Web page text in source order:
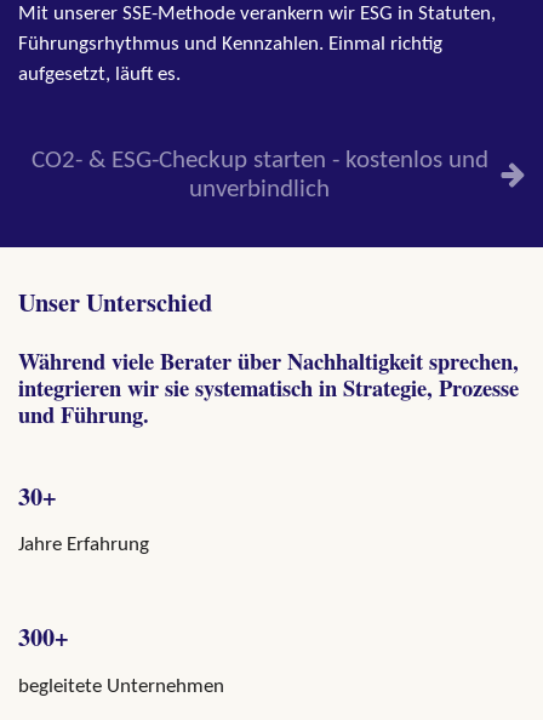
Mit unserer SSE-Methode verankern wir ESG in Statuten,
Führungsrhythmus und Kennzahlen. Einmal richtig
aufgesetzt, läuft es.
CO2- & ESG-Checkup starten - kostenlos und
unverbindlich
Unser Unterschied
Während viele Berater über Nachhaltigkeit sprechen,
integrieren wir sie systematisch in Strategie, Prozesse
und Führung.
30+
Jahre Erfahrung
300+
begleitete Unternehmen